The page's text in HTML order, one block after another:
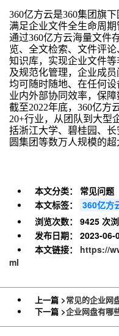
360亿方云是360集团旗
满足企业文件全生命周期
通过360亿方云海量文件
览、全文检索、文件评
知识库，实现企业文件
及规范化管理，企业成员
均可随时随地、在任何
业内外部协同效率，保障
截至2022年底，360亿方
20+行业，从团队到大型
括浙江大学、碧桂园、
圆集团等数万人规模的超
本文分类：
常见问题
本文标签：
360亿方
浏览次数：
9425 次
发布日期：
2023-06-
本文链接：
https://
ml
上一篇 >常见的企业网
下一篇 >企业网盘有哪